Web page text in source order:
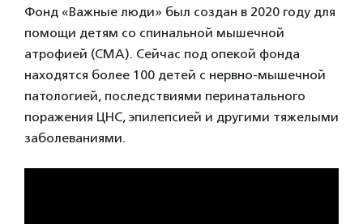
Фонд «Важные люди» был создан в 2020 году для
помощи детям со спинальной мышечной
атрофией (СМА). Сейчас под опекой фонда
находятся более 100 детей с нервно-мышечной
патологией, последствиями перинатального
поражения ЦНС, эпилепсией и другими тяжелыми
заболеваниями.